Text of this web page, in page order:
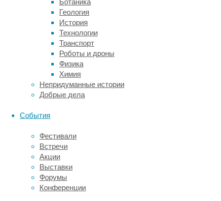
Ботаника
Геология
История
Технологии
Транспорт
Роботы и дроны
Физика
Химия
Непридуманные истории
Добрые дела
События
Фестивали
Встречи
Акции
Выставки
Форумы
Конференции
основным
на
снотворный
эффект
Oishi),